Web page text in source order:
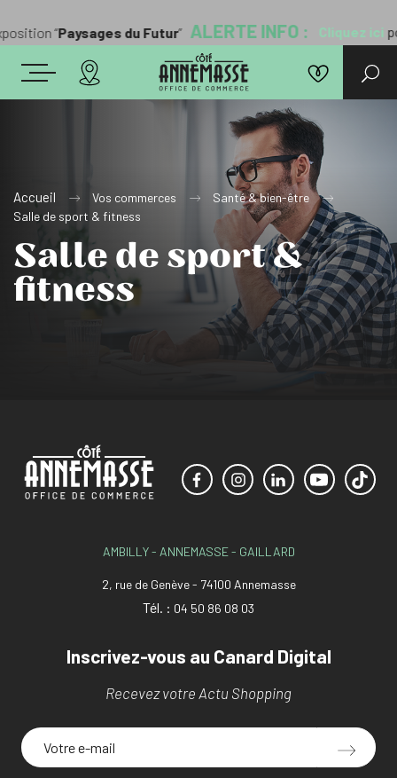
“Paysages du Futur” ALERTE INFO : Cliquez ici
Accueil Vos commerces
Santé & bien-être
Salle de sport & fitness
Salle de sport &
fitness
AMBILLY - ANNEMASSE - GAILLARD
2, rue de Genève - 74100 Annemasse
Tél. : 04 50 86 08 03
Inscrivez-vous au Canard Digital
Recevez votre Actu Shopping